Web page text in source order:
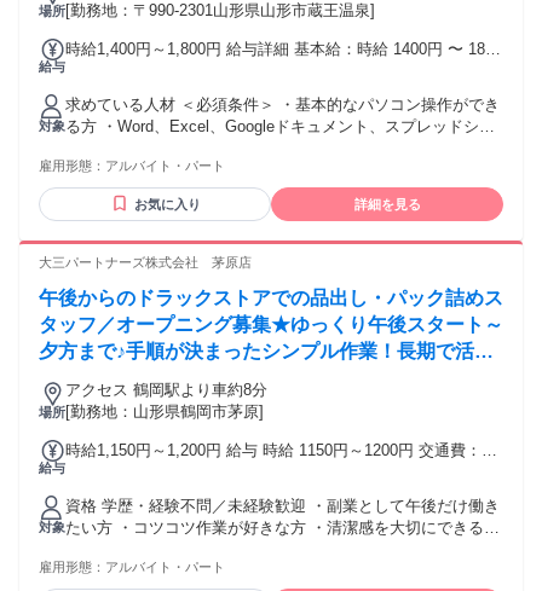
場所[勤務地：〒990-2301山形県山形市蔵王温泉]
給与
時給1,400円～1,800円 給与詳細 基本給：時給 1400円 〜 1800
対象
求めている人材 ＜必須条件＞ ・基本的なパソコン操作ができ
る方 ・Word、Excel、Googleドキュメント、スプレッドシー
ョンを取れる方 ・普通自動車運転免許をお持ちの方 ＜歓迎す
る経験＞ ・総務、人事、労務、経理、一般事務のいずれかの
実務経験 ・採用業務や求人媒体の運用経験 ・給与計算、勤怠
界での勤務経験 ・スタートアップや少人数組織での勤務経験
に向いています＞ ・人を支える仕事が好きな方 ・細かな確認
や整理を丁寧に行える方 ・決まっていないことを一緒に整え
ていける方 ・複数の業務に優先順位をつけて対応できる方 ・
地域づくりや蔵王温泉の未来に関心がある方 ・会社と一緒に
成長していきたい方 年齢制限：なし 性別制限：なし
雇用形態： アルバイト・パート
お気に入り 詳細を見る
大三パートナーズ株式会社 茅原店
午後からのドラックストアでの品出し・パック詰めス
タッフ／オープニング募集★ゆっくり午後スタート～
夕方まで♪手順が決まったシンプル作業！長期で活躍
★Wワークに◎
場所
アクセス 鶴岡駅より車約8分
[勤務地：山形県鶴岡市茅原]
給与
時給1,150円～1,200円 給与 時給 1150円～1200円 交通費：交
対象
資格 学歴・経験不問／未経験歓迎 ・副業として午後だけ働き
たい方 ・コツコツ作業が好きな方 ・清潔感を大切にできる方
を持ってスタートしたい」「夜のバイトの前にもう一稼ぎし
雇用形態： アルバイト・パート